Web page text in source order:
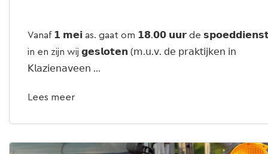
Vanaf 𝟭 𝗺𝗲𝗶 as. gaat om 𝟭𝟴.𝟬𝟬 𝘂𝘂𝗿 de
in en zijn wij 𝗴𝗲𝘀𝗹𝗼𝘁𝗲𝗻 (𝗆.𝗎.𝗏. 𝖽𝖾 𝗉𝗋𝖺𝗄𝗍𝗂𝗃𝗄𝖾𝗇 𝗂𝗇
𝖪𝗅𝖺𝗓𝗂𝖾𝗇𝖺𝗏𝖾𝖾𝗇 ...
Lees meer